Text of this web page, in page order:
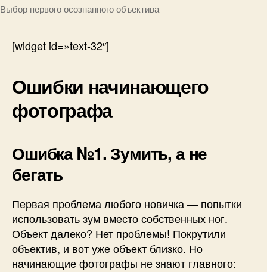
Выбор первого осознанного объектива
[widget id=»text-32″]
Ошибки начинающего
фотографа
Ошибка №1. Зумить, а не
бегать
Первая проблема любого новичка — попытки
использовать зум вместо собственных ног.
Объект далеко? Нет проблемы! Покрутили
объектив, и вот уже объект близко. Но
начинающие фотографы не знают главного: